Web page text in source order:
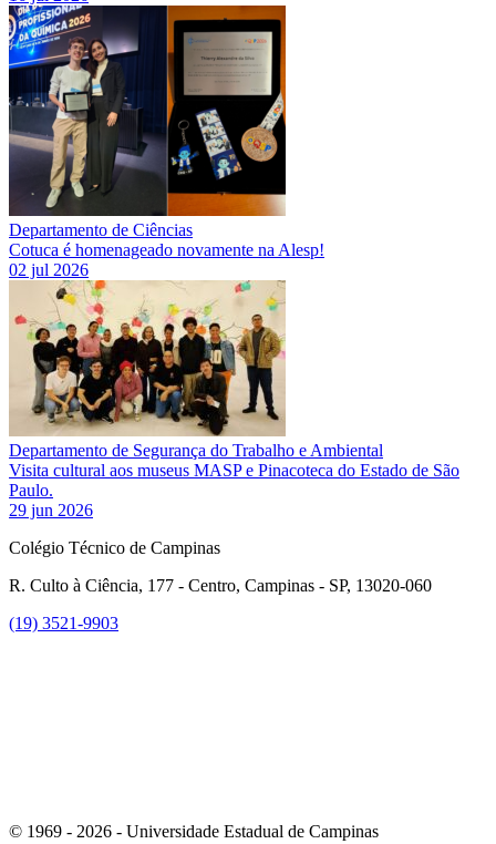
Departamento de Ciências
Cotuca é homenageado novamente na Alesp!
02 jul 2026
Departamento de Segurança do Trabalho e Ambiental
Visita cultural aos museus MASP e Pinacoteca do Estado de São
Paulo.
29 jun 2026
Colégio Técnico de Campinas
R. Culto à Ciência, 177 - Centro, Campinas - SP, 13020-060
(19) 3521-9903
© 1969 - 2026 - Universidade Estadual de Campinas